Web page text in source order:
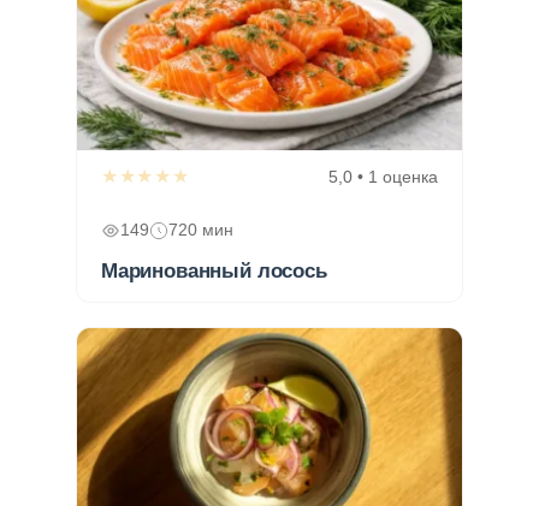
★★★★★ 5,0 • 1 оценка
149 720 мин
Маринованный лосось